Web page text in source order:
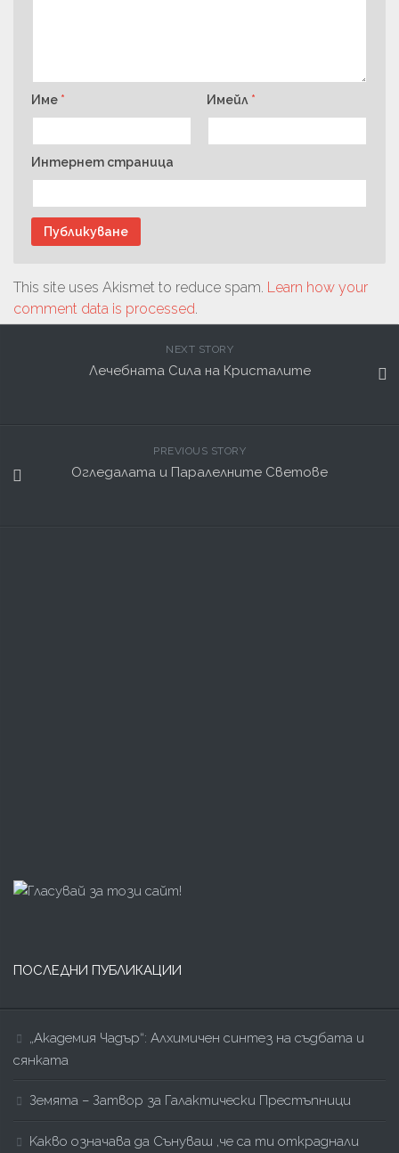
Име * Имейл *
Интернет страница
This site uses Akismet to reduce spam. Learn how your
comment data is processed.
NEXT STORY
Лечебната Сила на Кристалите
PREVIOUS STORY
Огледалата и Паралелните Светове
ПОСЛЕДНИ ПУБЛИКАЦИИ
„Академия Чадър“: Алхимичен синтез на съдбата и
сянката
Земята – Затвор за Галактически Престъпници
Kакво означава да Сънуваш ,че са ти откраднали